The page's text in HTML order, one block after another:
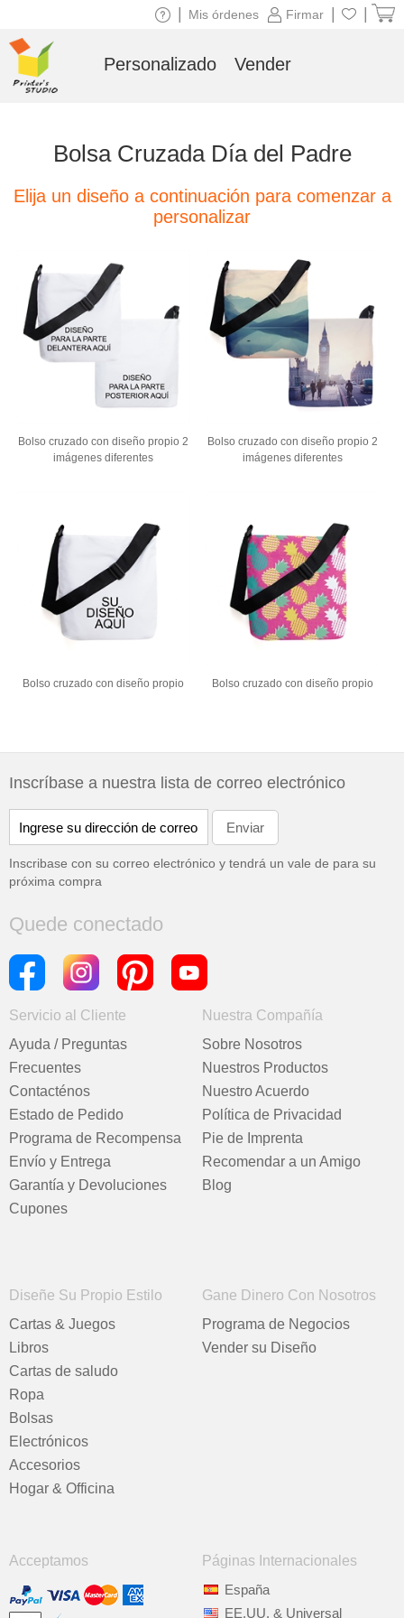
Bolsa Cruzada Día del Padre
Elija un diseño a continuación para comenzar a
personalizar
Bolso cruzado con diseño propio 2
imágenes diferentes
Bolso cruzado con diseño propio 2
imágenes diferentes
Bolso cruzado con diseño propio Bolso cruzado con diseño propio
Inscríbase a nuestra lista de correo electrónico
Inscribase con su correo electrónico y tendrá un vale de para su
próxima compra
Quede conectado
Servicio al Cliente
Ayuda / Preguntas
Frecuentes
Contacténos
Estado de Pedido
Programa de Recompensa
Envío y Entrega
Garantía y Devoluciones
Cupones
Nuestra Compañía
Sobre Nosotros
Nuestros Productos
Nuestro Acuerdo
Política de Privacidad
Pie de Imprenta
Recomendar a un Amigo
Blog
Diseñe Su Propio Estilo
Cartas & Juegos
Libros
Cartas de saludo
Ropa
Bolsas
Electrónicos
Accesorios
Hogar & Officina
Gane Dinero Con Nosotros
Programa de Negocios
Vender su Diseño
Acceptamos
Páginas Internacionales
España
EE.UU. & Universal
Firmar
Mis órdenes
Personalizado Vender